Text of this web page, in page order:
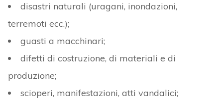
disastri naturali (uragani, inondazioni,
terremoti ecc.);
guasti a macchinari;
difetti di costruzione, di materiali e di
produzione;
scioperi, manifestazioni, atti vandalici;